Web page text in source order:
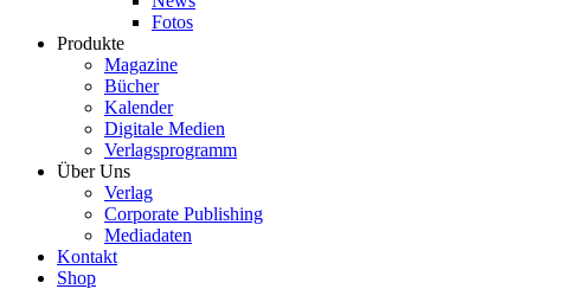
Fotos
Produkte
Magazine
Bücher
Kalender
Digitale Medien
Verlagsprogramm
Über Uns
Verlag
Corporate Publishing
Mediadaten
Kontakt
Shop